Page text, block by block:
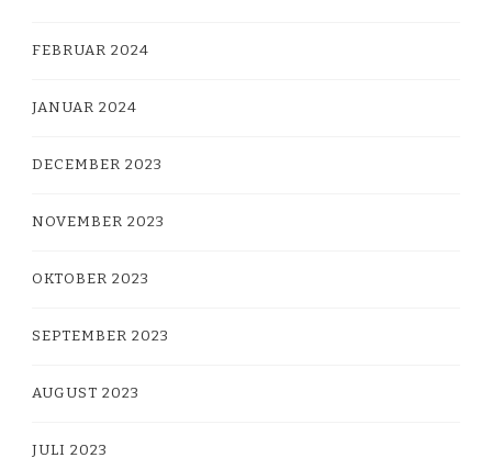
FEBRUAR 2024
JANUAR 2024
DECEMBER 2023
NOVEMBER 2023
OKTOBER 2023
SEPTEMBER 2023
AUGUST 2023
JULI 2023